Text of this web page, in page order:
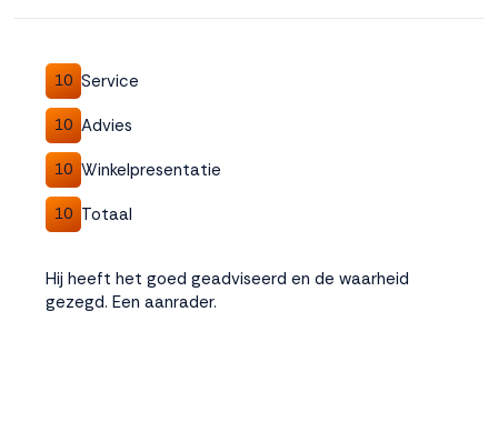
10 Service
10 Advies
10 Winkelpresentatie
10 Totaal
Hij heeft het goed geadviseerd en de waarheid
gezegd. Een aanrader.